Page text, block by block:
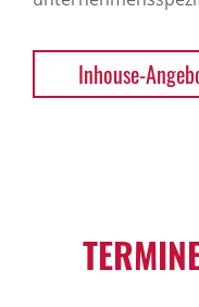
Inhouse-